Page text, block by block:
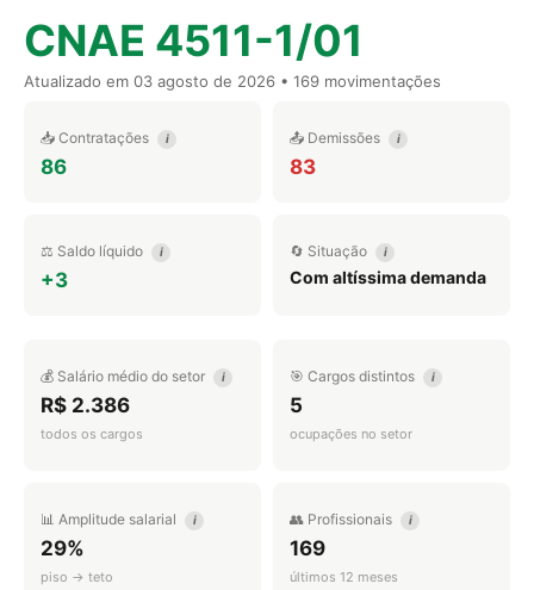
CNAE 4511-1/01
Atualizado em 03 agosto de 2026 • 169 movimentações
📥 Contratações i
86
📤 Demissões i
83
⚖️ Saldo líquido i
+3
🔄 Situação i
Com altíssima demanda
💰 Salário médio do setor i
R$ 2.386
todos os cargos
🎯 Cargos distintos i
5
ocupações no setor
📊 Amplitude salarial i
29%
piso → teto
👥 Profissionais i
169
últimos 12 meses